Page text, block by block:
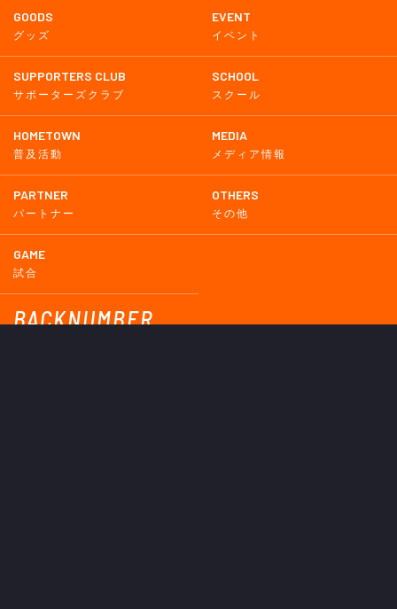
GOODS
グッズ
EVENT
イベント
SUPPORTERS CLUB
サポーターズクラブ
SCHOOL
スクール
HOMETOWN
普及活動
MEDIA
メディア情報
PARTNER
パートナー
OTHERS
その他
GAME
試合
BACKNUMBER